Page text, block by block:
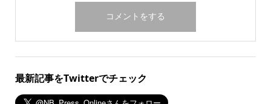
最新記事をTwitterでチェック